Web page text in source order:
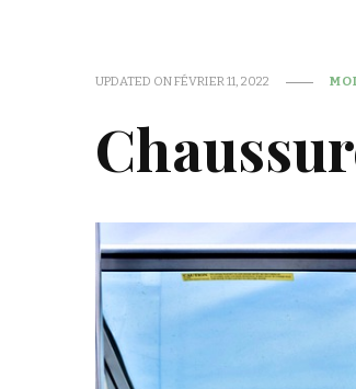
UPDATED ONFÉVRIER 11, 2022